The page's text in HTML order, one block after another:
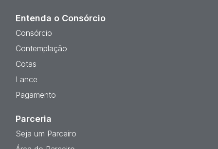
Entenda o Consórcio
Consórcio
Contemplação
Cotas
Lance
Pagamento
Parceria
Seja um Parceiro